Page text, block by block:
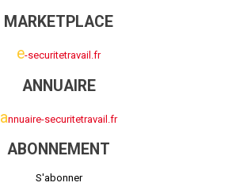
MARKETPLACE
e-securitetravail.fr
ANNUAIRE
annuaire-securitetravail.fr
ABONNEMENT
S'abonner